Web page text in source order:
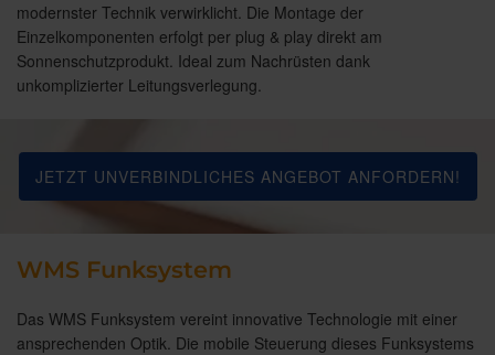
modernster Technik verwirklicht. Die Montage der
Einzelkomponenten erfolgt per plug & play direkt am
Sonnenschutzprodukt. Ideal zum Nachrüsten dank
unkomplizierter Leitungsverlegung.
JETZT UNVERBINDLICHES ANGEBOT ANFORDERN!
WMS Funksystem
Das WMS Funksystem vereint innovative Technologie mit einer
ansprechenden Optik. Die mobile Steuerung dieses Funksystems